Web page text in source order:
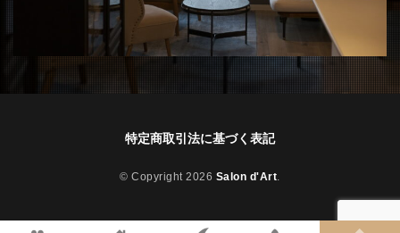
特定商取引法に基づく表記
© Copyright 2026 Salon d'Art